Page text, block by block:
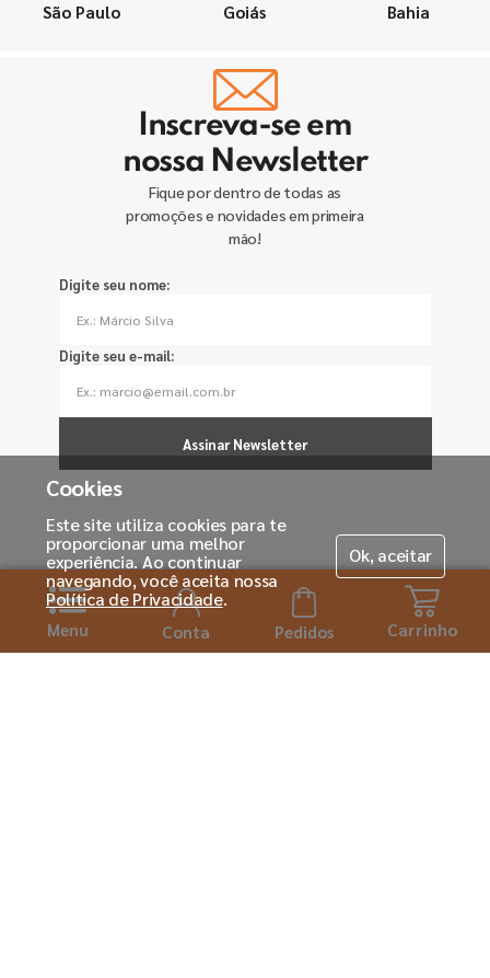
Menu Conta Pedidos Carrinho
Cookies
Este site utiliza cookies para te
proporcionar uma melhor
experiência. Ao continuar
navegando, você aceita nossa
Política de Privacidade.
Ok, aceitar
São Paulo Goiás Bahia
Inscreva-se em
nossa Newsletter
Fique por dentro de todas as
promoções e novidades em primeira
mão!
Digite seu nome:
Digite seu e-mail:
Assinar Newsletter